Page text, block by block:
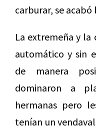
carburar, se
La extremeña y
automático y sin
de manera
dominaron a
hermanas pero
tenían un